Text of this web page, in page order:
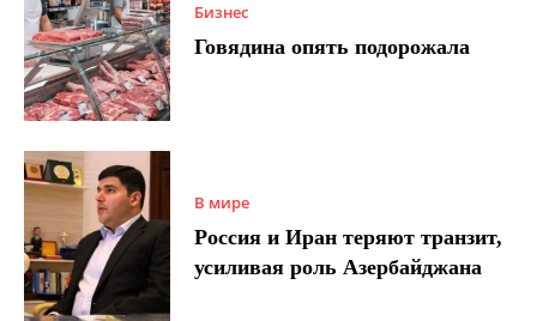
Бизнес
Говядина опять подорожала
В мире
Россия и Иран теряют транзит,
усиливая роль Азербайджана